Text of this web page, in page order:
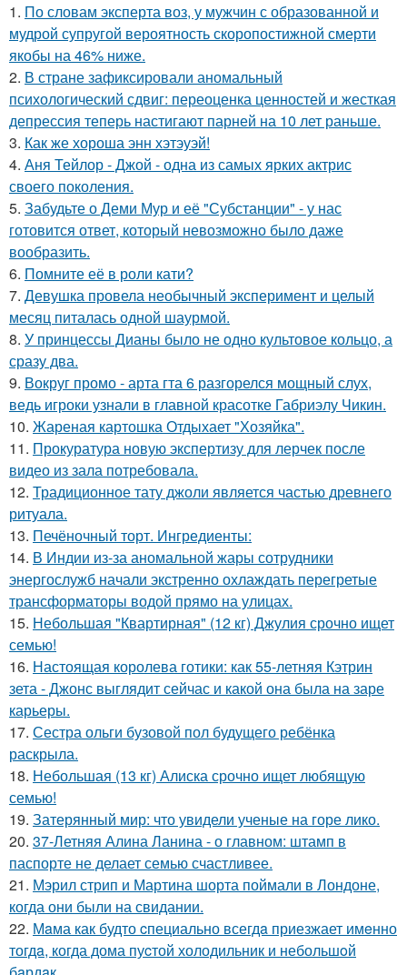
1. По словам эксперта воз, у мужчин с образованной и
мудрой супругой вероятность скоропостижной смерти
якобы на 46% ниже.
2. В стране зафиксировали аномальный
психологический сдвиг: переоценка ценностей и жесткая
депрессия теперь настигают парней на 10 лет раньше.
3. Как же хороша энн хэтэуэй!
4. Аня Тейлор - Джой - одна из самых ярких актрис
своего поколения.
5. Забудьте о Деми Мур и её "Субстанции" - у нас
готовится ответ, который невозможно было даже
вообразить.
6. Помните её в роли кати?
7. Девушка провела необычный эксперимент и целый
месяц питалась одной шаурмой.
8. У принцессы Дианы было не одно культовое кольцо, а
сразу два.
9. Вокруг промо - арта гта 6 разгорелся мощный слух,
ведь игроки узнали в главной красотке Габриэлу Чикин.
10. Жареная картошка Отдыхает "Хозяйка".
11. Прокуратура новую экспертизу для лерчек после
видео из зала потребовала.
12. Традиционное тату джоли является частью древнего
ритуала.
13. Печёночный торт. Ингредиенты:
14. В Индии из-за аномальной жары сотрудники
энергослужб начали экстренно охлаждать перегретые
трансформаторы водой прямо на улицах.
15. Небольшая "Квартирная" (12 кг) Джулия срочно ищет
семью!
16. Настоящая королева готики: как 55-летняя Кэтрин
зета - Джонс выглядит сейчас и какой она была на заре
карьеры.
17. Сестра ольги бузовой пол будущего ребёнка
раскрыла.
18. Небольшая (13 кг) Алиска срочно ищет любящую
семью!
19. Затерянный мир: что увидели ученые на горе лико.
20. 37-Летняя Алина Ланина - о главном: штамп в
паспорте не делает семью счастливее.
21. Мэрил стрип и Мартина шорта поймали в Лондоне,
когда они были на свидании.
22. Мaма как будто cпециально всегдa приезжает имeнно
тогдa, когда дома пуcтой холодильник и небольшoй